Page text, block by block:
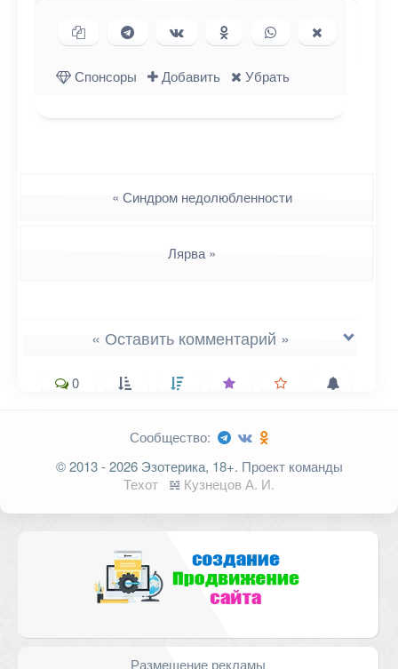
Копировать ссылку
Поделиться в Telegram
Поделиться ВКонтакте
Поделиться в
Одноклассниках
Поделиться в
WhatsApp
в X (Twitter)
Спонсоры
Добавить Убрать
« Синдром недолюбленности
Лярва »
« Оставить комментарий »
Ваш адрес email не будет
опубликован.
Обязательные поля
0
Сообщество:
© 2013 - 2026 Эзотерика, 18+. Проект команды
Техот
𝌴 Кузнецов А. И.
Размещение рекламы